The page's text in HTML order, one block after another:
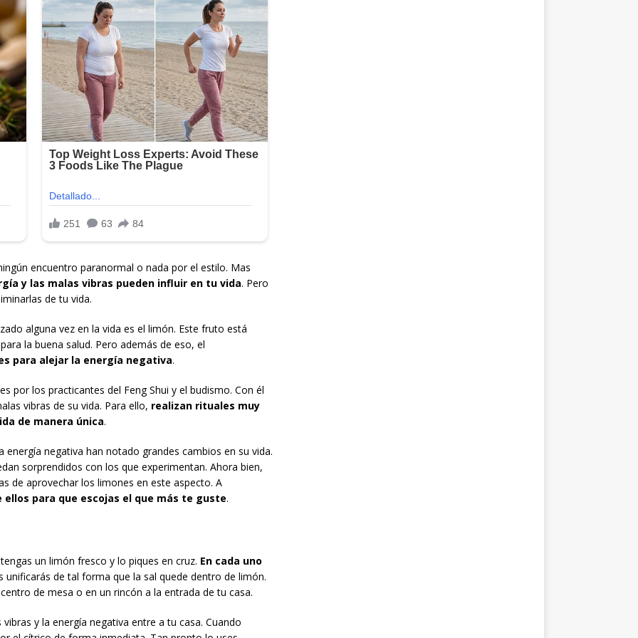
encuentro paranormal o nada por el estilo. Mas
y las malas vibras pueden influir en tu vida. Pero
de tu vida.
alguna vez en la vida es el limón. Este fruto está
la buena salud. Pero además de eso, el
para alejar la energía negativa.
por los practicantes del Feng Shui y el budismo. Con él
vibras de su vida. Para ello, realizan rituales muy
de manera única.
negativa han notado grandes cambios en su vida.
sorprendidos con los que experimentan. Ahora bien,
de aprovechar los limones en este aspecto. A
para que escojas el que más te guste.
un limón fresco y lo piques en cruz. En cada uno
unificarás de tal forma que la sal quede dentro de limón.
de mesa o en un rincón a la entrada de tu casa.
y la energía negativa entre a tu casa. Cuando